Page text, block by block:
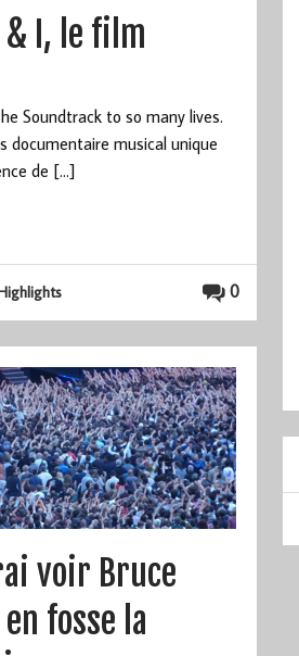
I, le film
Soundtrack to so many lives.
documentaire musical unique
de […]
0
voir Bruce
fosse la